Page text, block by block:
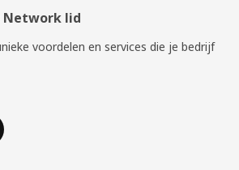
Network lid
voordelen en services die je bedrijf